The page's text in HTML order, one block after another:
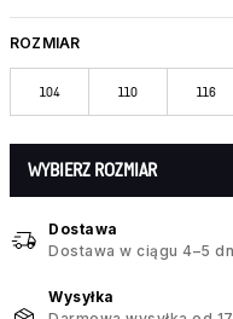
ROZMIAR
104 110 116
WYBIERZ ROZMIAR
Dostawa
Dostawa w ciągu 4–5
Wysyłka